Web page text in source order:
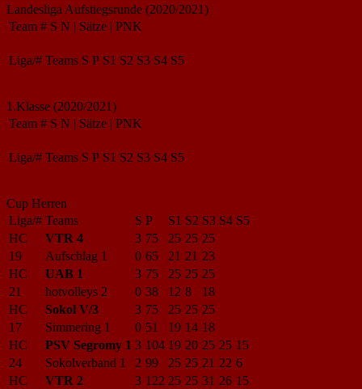
Landesliga Aufstiegsrunde (2020/2021)
Team # S N | Sätze | PNK
Liga/# Teams S P S1 S2 S3 S4 S5
1.Klasse (2020/2021)
Team # S N | Sätze | PNK
Liga/# Teams S P S1 S2 S3 S4 S5
Cup Herren
Liga/# Teams S P S1 S2 S3 S4 S5
HC
VTR 4 3 75 25 25 25
19
Aufschlag 1 0 65 21 21 23
HC
UAB 1 3 75 25 25 25
21
hotvolleys 2 0 38 12 8
18
HC
Sokol V/3 3 75 25 25 25
17
Simmering 1 0 51 19 14 18
HC
PSV Segromy 1 3 104 19 20 25 25 15
24
Sokolverband 1 2 99 25 25 21 22 6
HC
VTR 2 3 122 25 25 31 26 15